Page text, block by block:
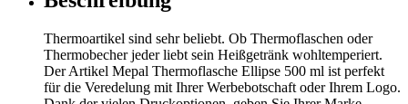
Thermoartikel sind sehr beliebt. Ob Thermoflaschen oder
Thermobecher jeder liebt sein Heißgetränk wohltemperiert.
Der Artikel Mepal Thermoflasche Ellipse 500 ml ist perfekt
für die Veredelung mit Ihrer Werbebotschaft oder Ihrem Logo.